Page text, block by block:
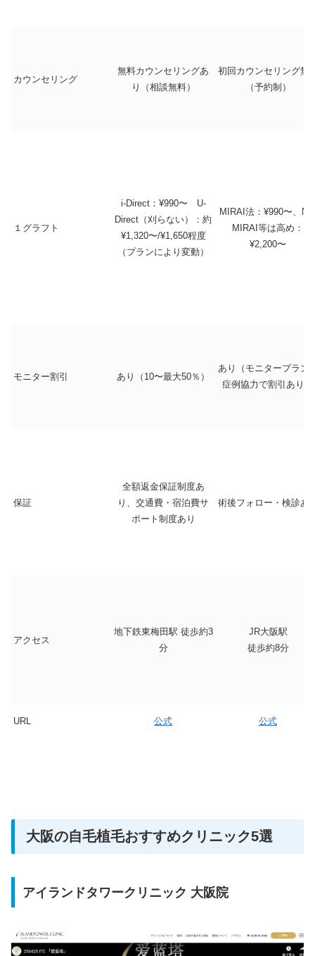
カウンセリング
無料カウンセリングあ
り（相談無料）
初回カウンセリング無
（予約制）
１グラフト
i-Direct：¥990〜 U-
Direct（刈らない）：約
¥1,320〜/¥1,650程度
（プランにより変動）
MIRAI法：¥990〜、
MIRAI等は高め：
¥2,200〜
モニター割引 あり（10〜最大50％）
あり（モニタープラン
症例協力で割引あり）
保証
全額返金保証制度あ
り、交通費・宿泊費サ
ポート制度あり
術後フォロー・検診あ
アクセス
地下鉄東梅田駅 徒歩約3
分
JR大阪駅
徒歩約8分
URL 公式 公式
大阪の自毛植毛おすすめクリニック5選
アイランドタワークリニック 大阪院